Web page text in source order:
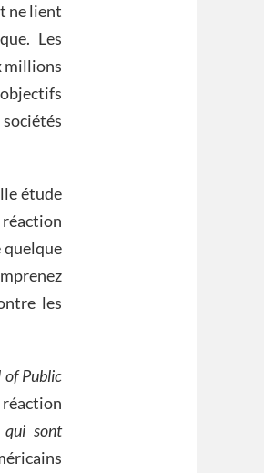
ne lient
Les
millions
étude
quelque
les
of Public
réaction
qui sont